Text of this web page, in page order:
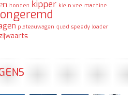
honden kipper klein vee machine
ongeremd
plateauwagen quad speedy loader
zijwaarts